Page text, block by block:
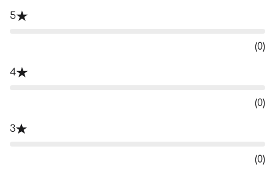
5
(0)
4
(0)
3
(0)